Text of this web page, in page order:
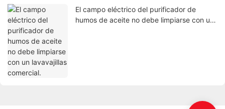
El campo eléctrico del purificador de
humos de aceite no debe limpiarse con un